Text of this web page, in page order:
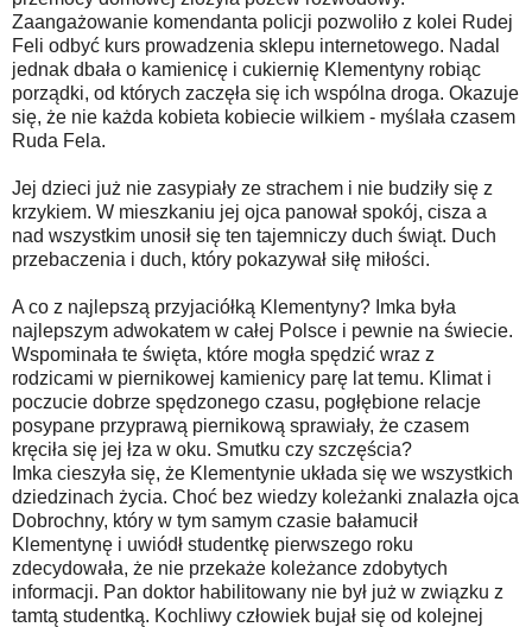
Zaangażowanie komendanta policji pozwoliło z kolei Rudej
Feli odbyć kurs prowadzenia sklepu internetowego. Nadal
jednak dbała o kamienicę i cukiernię Klementyny robiąc
porządki, od których zaczęła się ich wspólna droga. Okazuje
się, że nie każda kobieta kobiecie wilkiem - myślała czasem
Ruda Fela.
Jej dzieci już nie zasypiały ze strachem i nie budziły się z
krzykiem. W mieszkaniu jej ojca panował spokój, cisza a
nad wszystkim unosił się ten tajemniczy duch świąt. Duch
przebaczenia i duch, który pokazywał siłę miłości.
A co z najlepszą przyjaciółką Klementyny? Imka była
najlepszym adwokatem w całej Polsce i pewnie na świecie.
Wspominała te święta, które mogła spędzić wraz z
rodzicami w piernikowej kamienicy parę lat temu. Klimat i
poczucie dobrze spędzonego czasu, pogłębione relacje
posypane przyprawą piernikową sprawiały, że czasem
kręciła się jej łza w oku. Smutku czy szczęścia?
Imka cieszyła się, że Klementynie układa się we wszystkich
dziedzinach życia. Choć bez wiedzy koleżanki znalazła ojca
Dobrochny, który w tym samym czasie bałamucił
Klementynę i uwiódł studentkę pierwszego roku
zdecydowała, że nie przekaże koleżance zdobytych
informacji. Pan doktor habilitowany nie był już w związku z
tamtą studentką. Kochliwy człowiek bujał się od kolejnej